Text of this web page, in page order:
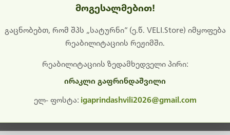
გიხდით შეფერხებისთვის. ამჟამად მიმდინარეობს
განახლება და ტექნიკური სამუშაოები.
მალე ისევ ხელმისაწვდომი იქნება. გმადლობთ მოთმინებისთვის!
მთავარ გვერდზე დაბრუნება
მოგესალმებით!
გაცნობებთ, რომ შპს „სატურნი“ (ე.წ. VELI.Store) იმყოფება
რეაბილიტაციის რეჟიმში.
რეაბილიტაციის ზედამხედველი პირი:
ირაკლი გაფრინდაშვილი
ელ- ფოსტა: igaprindashvili2026@gmail.com